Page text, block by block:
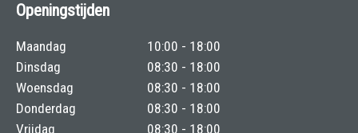
Openingstijden
Maandag
10:00 - 18:00
Dinsdag
08:30 - 18:00
Woensdag
08:30 - 18:00
Donderdag
08:30 - 18:00
Vrijdag
08:30 - 18:00